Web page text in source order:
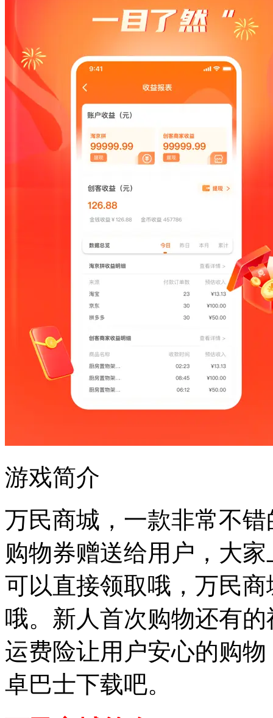
游戏简介
万民商城，一款非常不
购物券赠送给用户，大
可以直接领取哦，万民
哦。新人首次购物还有
运费险让用户安心的购
卓巴士下载吧。